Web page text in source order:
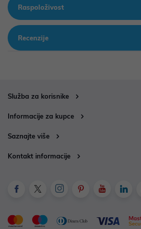
Raspoloživost
Recenzije
Služba za korisnike
Informacije za kupce
Saznajte više
Kontakt informacije